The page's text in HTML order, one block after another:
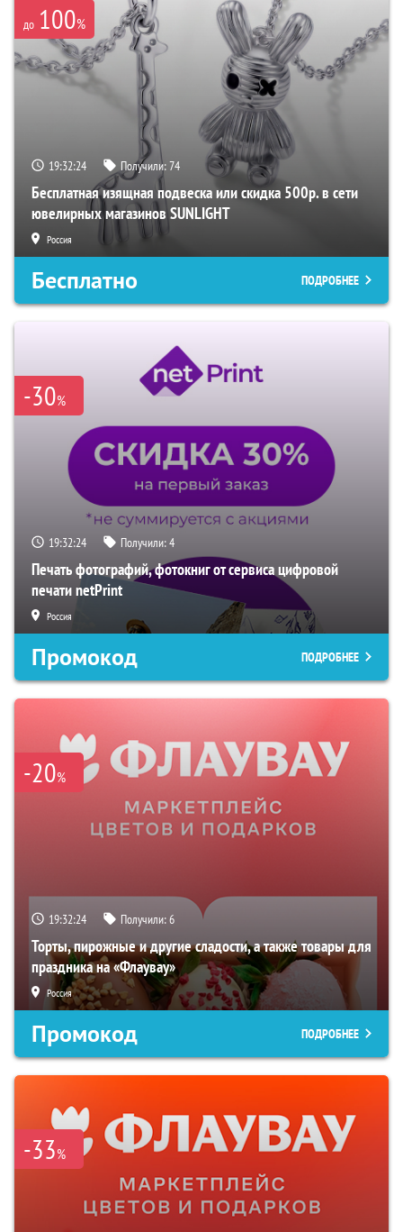
до 100%
19:32:22 Получили:74
Бесплатная изящная подвеска или скидка 500р. в сети
ювелирных магазинов SUNLIGHT
Россия
Бесплатно ПОДРОБНЕЕ
-30%
19:32:22 Получили:4
Печать фотографий, фотокниг от сервиса цифровой
печати netPrint
Россия
Промокод ПОДРОБНЕЕ
-20%
19:32:22 Получили:6
Торты, пирожные и другие сладости, а также товары для
праздника на «Флаувау»
Россия
Промокод ПОДРОБНЕЕ
-33%